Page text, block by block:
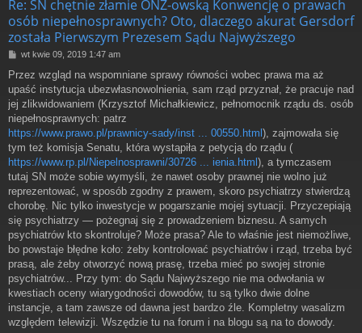
Re: SN chętnie złamie ONZ-owską Konwencję o prawach
osób niepełnosprawnych? Oto, dlaczego akurat Gersdorf
została Pierwszym Prezesem Sądu Najwyższego
P
s
t
wt kwie 09, 2019 1:47 am
Przez wzgląd na wspomniane sprawy równości wobec prawa ma aż
upaść instytucja ubezwłasnowolnienia, sam rząd przyznał, że pracuje nad
jej zlikwidowaniem (Krzysztof Michałkiewicz, pełnomocnik rządu ds. osób
niepełnosprawnych: patrz
https://www.prawo.pl/prawnicy-sady/inst ... 00550.html ), zajmowała się
tym też komisja Senatu, która wystąpiła z petycją do rządu (
https://www.rp.pl/Niepelnosprawni/30726 ... ienia.html ), a tymczasem
tutaj SN może sobie wymyśli, że nawet osoby prawnej nie wolno już
reprezentować, w sposób zgodny z prawem, skoro psychiatrzy stwierdzą
chorobę. Nic tylko inwestycje w pogarszanie mojej sytuacji. Przyczepiają
się psychiatrzy — pożegnaj się z prowadzeniem biznesu. A samych
psychiatrów kto skontroluje? Może prasa? Ale to właśnie jest niemożliwe,
bo powstaje błędne koło: żeby kontrolować psychiatrów i rząd, trzeba być
prasą, ale żeby otworzyć nową prasę, trzeba mieć po swojej stronie
psychiatrów... Przy tym: do Sądu Najwyższego nie ma odwołania w
kwestiach oceny wiarygodności dowodów, tu są tylko dwie dolne
instancje, a tam zawsze od dawna jest bardzo źle. Kompletny wasalizm
względem telewizji. Wszędzie tu na forum i na blogu są na to dowody.